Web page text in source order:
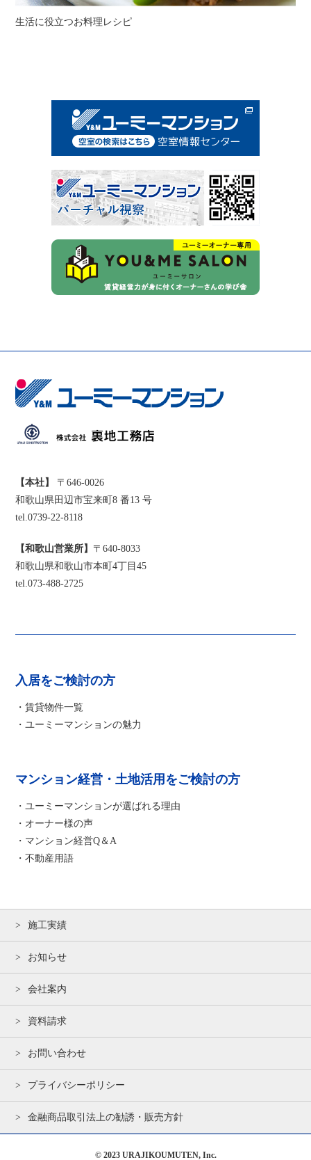
生活に役立つお料理レシピ
【本社】
〒646-0026
和歌山県田辺市宝来町8 番13 号
tel.0739-22-8118
【和歌山営業所】 〒640-8033
和歌山県和歌山市本町4丁目45
tel.073-488-2725
入居をご検討の方
・賃貸物件一覧
・ユーミーマンションの魅力
マンション経営・土地活用をご検討の方
・ユーミーマンションが選ばれる理由
・オーナー様の声
・マンション経営Q＆A
・不動産用語
施工実績
お知らせ
会社案内
資料請求
お問い合わせ
プライバシーポリシー
金融商品取引法上の勧誘・販売方針
© 2023 URAJIKOUMUTEN, Inc.